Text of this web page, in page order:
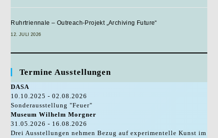
Ruhrtriennale – Outreach-Projekt „Archiving Future“
12. JULI 2026
Termine Ausstellungen
DASA
10.10.2025 - 02.08.2026
Sonderausstellung "Feuer"
Museum Wilhelm Morgner
31.05.2026 - 16.08.2026
Drei Ausstellungen nehmen Bezug auf experimentelle Kunst im